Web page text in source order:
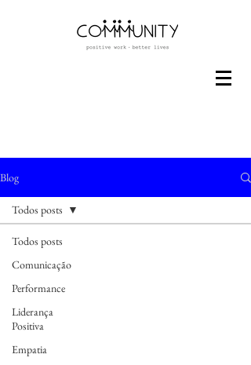
Blog
Todos posts
Comunicação
Performance
Liderança
Positiva
Empatia
Todos posts